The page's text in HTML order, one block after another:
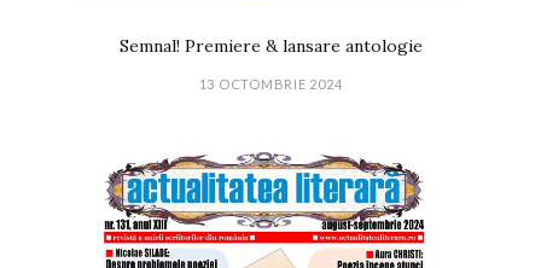
Semnal! Premiere & lansare antologie
13 OCTOMBRIE 2024